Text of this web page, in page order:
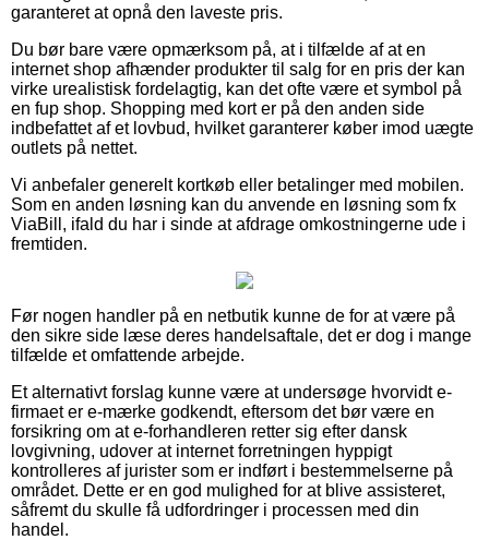
garanteret at opnå den laveste pris.
Du bør bare være opmærksom på, at i tilfælde af at en
internet shop afhænder produkter til salg for en pris der kan
virke urealistisk fordelagtig, kan det ofte være et symbol på
en fup shop. Shopping med kort er på den anden side
indbefattet af et lovbud, hvilket garanterer køber imod uægte
outlets på nettet.
Vi anbefaler generelt kortkøb eller betalinger med mobilen.
Som en anden løsning kan du anvende en løsning som fx
ViaBill, ifald du har i sinde at afdrage omkostningerne ude i
fremtiden.
Før nogen handler på en netbutik kunne de for at være på
den sikre side læse deres handelsaftale, det er dog i mange
tilfælde et omfattende arbejde.
Et alternativt forslag kunne være at undersøge hvorvidt e-
firmaet er e-mærke godkendt, eftersom det bør være en
forsikring om at e-forhandleren retter sig efter dansk
lovgivning, udover at internet forretningen hyppigt
kontrolleres af jurister som er indført i bestemmelserne på
området. Dette er en god mulighed for at blive assisteret,
såfremt du skulle få udfordringer i processen med din
handel.